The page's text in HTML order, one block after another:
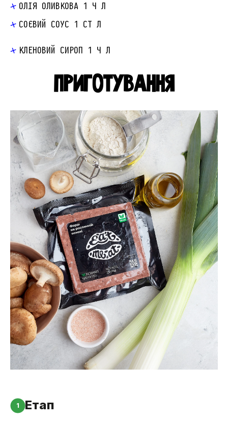
ОЛІЯ ОЛИВКОВА 1 Ч Л
СОЄВИЙ СОУС 1 СТ Л
КЛЕНОВИЙ СИРОП 1 Ч Л
ПРИГОТУВАННЯ
1
Етап